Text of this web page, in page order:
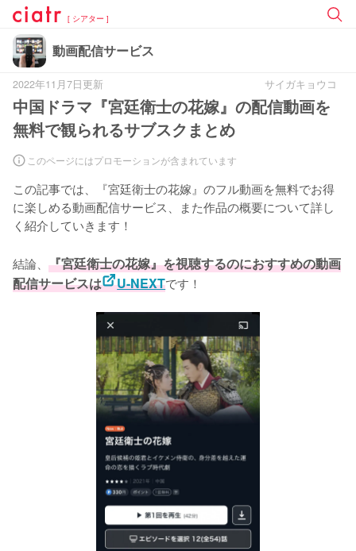
[ シアター ]
動画配信サービス
2022年11月7日更新 サイガキョウコ
中国ドラマ『宮廷衛士の花嫁』の配信動画を
無料で観られるサブスクまとめ
このページにはプロモーションが含まれています
この記事では、『宮廷衛士の花嫁』のフル動画を無料でお得
に楽しめる動画配信サービス、また作品の概要について詳し
く紹介していきます！
結論、 『宮廷衛士の花嫁』を視聴するのにおすすめの動画
配信サービスは
U-NEXTです！